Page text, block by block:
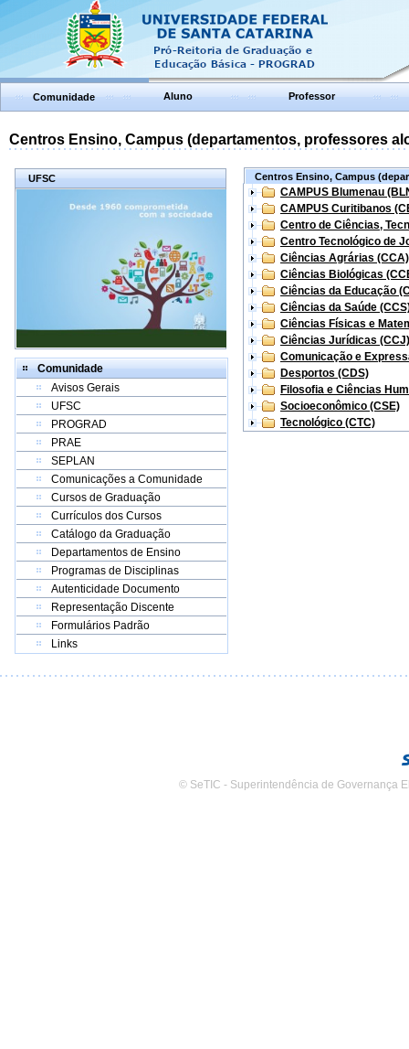
Comunidade Aluno Professor
Centros Ensino, Campus (departamentos, professores
UFSC
Comunidade
Avisos Gerais
UFSC
PROGRAD
PRAE
SEPLAN
Comunicações a Comunidade
Cursos de Graduação
Currículos dos Cursos
Catálogo da Graduação
Departamentos de Ensino
Programas de Disciplinas
Autenticidade Documento
Representação Discente
Formulários Padrão
Links
Centros Ensino, Campus
CAMPUS Blumenau
CAMPUS Curitibanos
Centro de Ciências,
Centro Tecnológico de
Ciências Agrárias (CCA)
Ciências Biológicas
Ciências da Educação
Ciências da Saúde
Ciências Físicas e
Ciências Jurídicas (CCJ)
Comunicação e
Desportos (CDS)
Filosofia e Ciências
Socioeconômico (CSE)
Tecnológico (CTC)
© SeTIC - Superintendência de Governança